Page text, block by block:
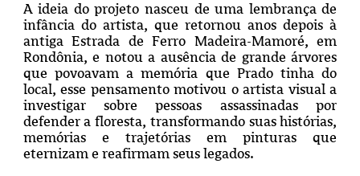
A ideia do projeto nasceu de uma lembrança de
infância do artista, que retornou anos depois à
antiga Estrada de Ferro Madeira-Mamoré, em
Rondônia, e notou a ausência de grande árvores
que povoavam a memória que Prado tinha do
local, esse pensamento motivou o artista visual a
investigar sobre pessoas assassinadas por
defender a floresta, transformando suas histórias,
memórias e trajetórias em pinturas que
eternizam e reafirmam seus legados.